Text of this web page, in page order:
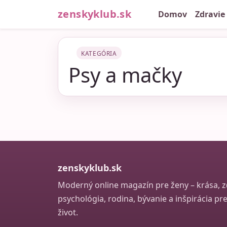
zenskyklub.sk Domov Zdravie
KATEGÓRIA
Psy a mačky
zenskyklub.sk
Moderný online magazín pre ženy – krása,
psychológia, rodina, bývanie a inšpirácia
život.